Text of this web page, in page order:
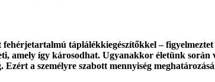
táplálékkiegészítőkkel –
amely így károsodhat. Ugyanakkor életünk
a személyre szabott mennyiség